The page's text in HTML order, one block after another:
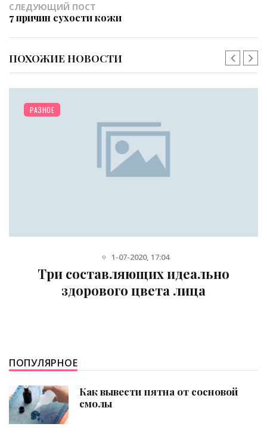
СЛЕДУЮЩИЙ ПОСТ
7 причин сухости кожи
ПОХОЖИЕ НОВОСТИ
РАЗНОЕ
1-07-2020, 17:04
Три составляющих идеально
здорового цвета лица
ПОПУЛЯРНОЕ
Как вывести пятна от сосновой
смолы